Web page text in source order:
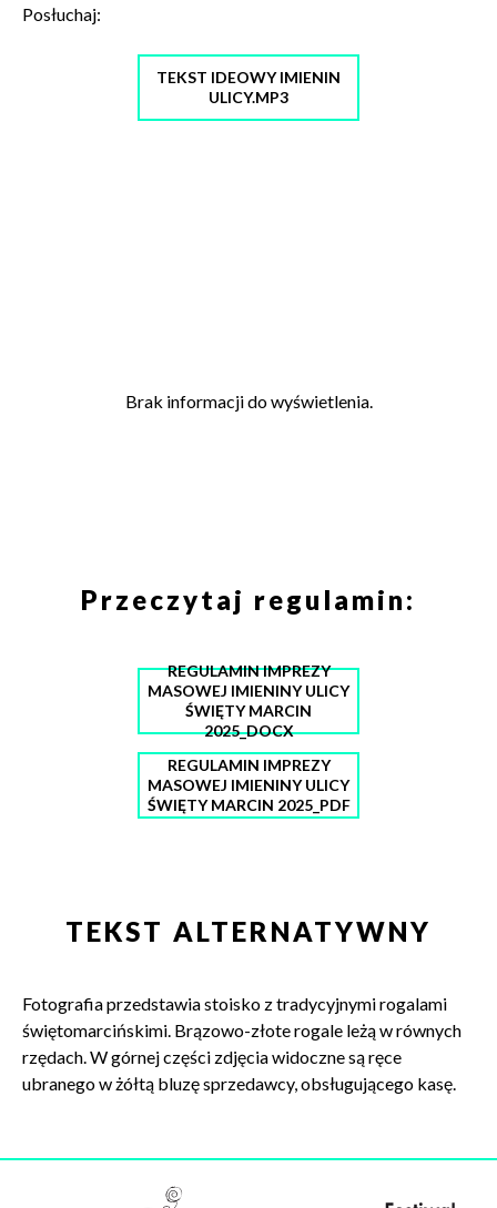
Posłuchaj:
TEKST IDEOWY IMIENIN
ULICY.MP3
Brak informacji do wyświetlenia.
Przeczytaj regulamin:
REGULAMIN IMPREZY
MASOWEJ IMIENINY ULICY
ŚWIĘTY MARCIN
2025_DOCX
REGULAMIN IMPREZY
MASOWEJ IMIENINY ULICY
ŚWIĘTY MARCIN 2025_PDF
TEKST ALTERNATYWNY
Fotografia przedstawia stoisko z tradycyjnymi rogalami
świętomarcińskimi. Brązowo-złote rogale leżą w równych
rzędach. W górnej części zdjęcia widoczne są ręce
ubranego w żółtą bluzę sprzedawcy, obsługującego kasę.